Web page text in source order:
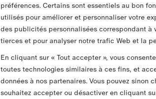
préférences. Certains sont essentiels au bon
utilisés pour améliorer et personnaliser votre
des publicités personnalisées correspondant à
tierces et pour analyser notre trafic Web et la
En cliquant sur « Tout accepter », vous
toutes technologies similaires à ces fins, et
données à nos partenaires. Vous pouvez sinon
souhaitez accepter ou désactiver en cliquant